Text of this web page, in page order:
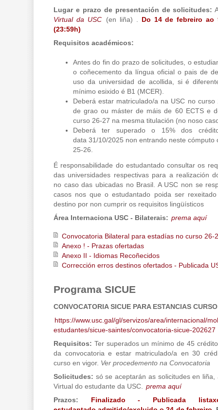
Lugar e prazo de presentación de solicitudes:
Virtual da USC
(en liña) . Do 14 de febreiro ao
(23:59h)
Requisitos académicos:
Antes do fin do prazo de solicitudes, o
o coñecemento da língua oficial o pais de
uso da universidad de acollida, si é
mínimo esixido é B1 (MCER).
Deberá estar matriculado/a na USC no
de grao ou máster de máis de 60 ECTS e
curso 26-27 na mesma titulación (no noso
Deberá ter superado o 15% dos
data 31/10/2025 non entrando neste cómputo
25-26.
É responsabilidade do estudantado consultar os
das universidades respectivas para a realización
no caso das ubicadas no Brasil. A USC non se
casos nos que o estudantado poida ser
destino por non cumprir os requisitos lingüísticos
Área Internaciona USC - Bilaterais: prema aquí
Convocatoria Bilateral para estadías no curso 26-
Anexo ! - Prazas ofertadas
Anexo II - Idiomas Recoñecidos
Corrección erros destinos ofertados - Publicada
Programa SICUE
CONVOCATORIA SICUE PARA ESTANCIAS
https://www.usc.gal/gl/servizos/area/internacional/
estudantes/sicue-saintes/convocatoria-sicue-202627
Requisitos: Ter superados un mínimo de 45
da convocatoria e estar matriculado/a en 30
curso en vigor. Ver procedemento na Convocatoria
Solicitudes: só se aceptarán as solicitudes en
Virtual do estudante da USC.
prema aquí
Prazos:
Finalizado - Publicada